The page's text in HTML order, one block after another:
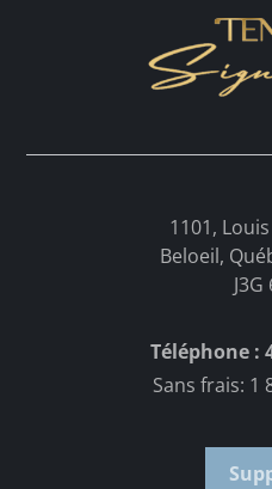
1101,
Beloeil,
J3G
Téléphone :
Sans frais: 1